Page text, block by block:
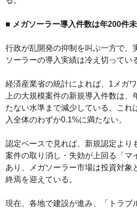
■ メガソーラー導入件数は年200件
行政が乱開発の抑制を叫ぶ一方で、
ソーラーの導入実績は冷え切ってい
経済産業省の統計によれば、1メガ
上の大規模案件の新規導入件数は、
たない水準まで減少している。これ
入全体のわずか0.1%に満たない。
認定ベースで見れば、新規認定より
案件の取り消し・失効が上回る「マ
あり、メガソーラー市場は投資対象
終焉を迎えている。
現在、各地で建設が進み、「トラブ